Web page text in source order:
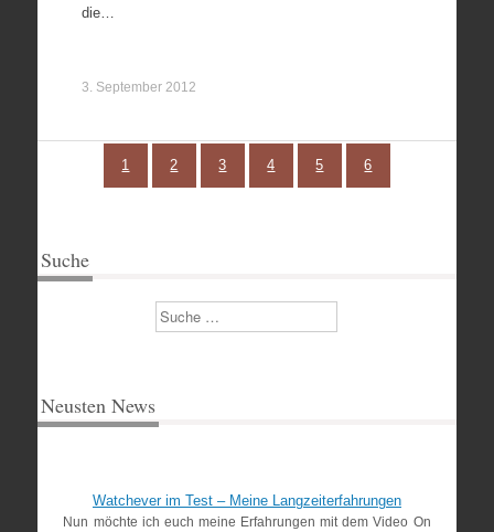
die…
3. September 2012
1 2 3 4 5 6
Suche
Suchen
Neusten News
Watchever im Test – Meine Langzeiterfahrungen
Nun möchte ich euch meine Erfahrungen mit dem Video On